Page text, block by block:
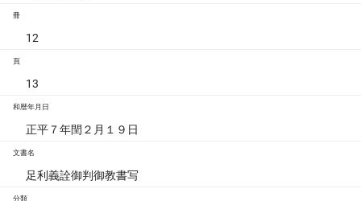
冊
12
頁
13
和暦年月日
正平７年閏２月１９日
文書名
足利義詮御判御教書写
分類